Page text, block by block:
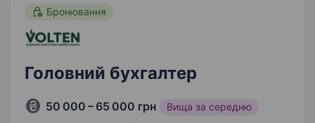
Бронювання
Головний бухгалтер
50 000 – 65 000 грн Вища за середню